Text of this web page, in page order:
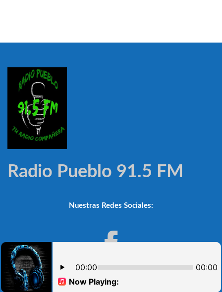
Radio Pueblo 91.5 FM
Nuestras Redes Sociales:
Noticioso Automático V.2